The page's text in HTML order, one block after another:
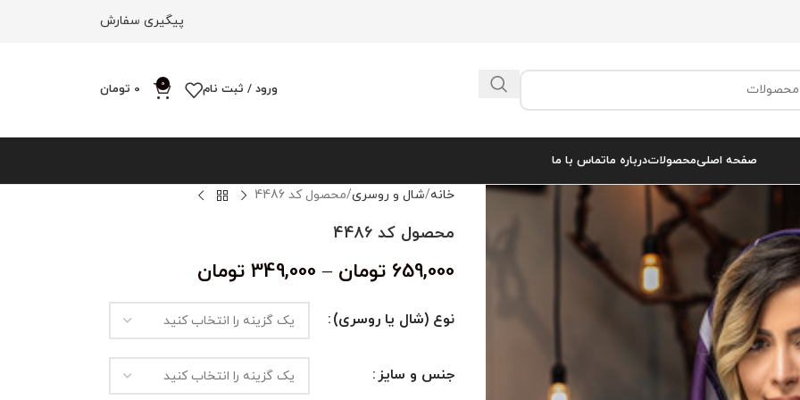
پیگیری سفارش
ورود / ثبت نام 0
0 تومان
صفحه اصلیمحصولاتدرباره ماتماس با ما
خانه شال و روسری محصول کد 4486
محصول کد 4486
659,000 تومان –
349,000 تومان
نوع (شال یا روسری)
جنس و سایز